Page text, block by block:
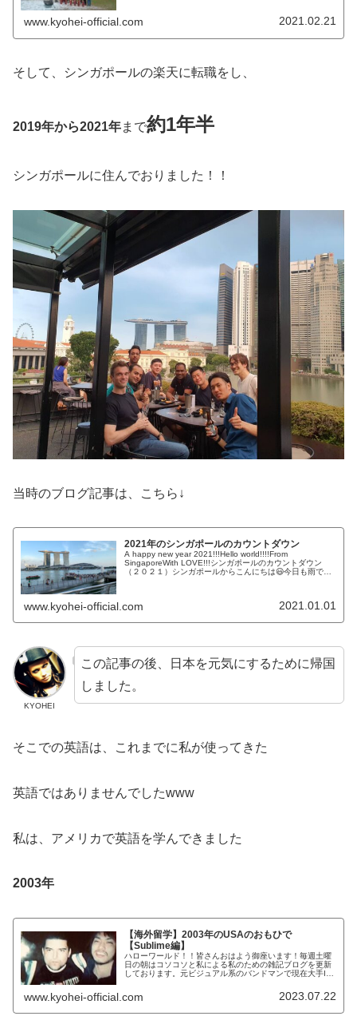
www.kyohei-official.com 2021.02.21
そして、シンガポールの楽天に転職をし、
2019年から2021年まで約1年半
シンガポールに住んでおりました！！
当時のブログ記事は、こちら↓
2021年のシンガポールのカウントダウン
A happy new year 2021!!!Hello world!!!!From
SingaporeWith LOVE!!!シンガポールのカウントダウン
（２０２１）シンガポールからこんにちは😃今日も雨です
www.kyohei-official.com 2021.01.01
KYOHEI
この記事の後、日本を元気にするために帰国
しました。
そこでの英語は、これまでに私が使ってきた
英語ではありませんでしたwww
私は、アメリカで英語を学んできました
2003年
【海外留学】2003年のUSAのおもひで
【Sublime編】
ハローワールド！！皆さんおはよう御座います！毎週土曜
日の朝はコソコソと私による私のための雑記ブログを更新
しております。元ビジュアル系のバンドマンで現在大手IT
www.kyohei-official.com 2023.07.22